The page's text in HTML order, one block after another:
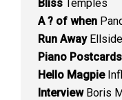
Bliss Temples
A ? of when
Run AwayEllside
Piano Postcards
Hello Magpie
InterviewBoris